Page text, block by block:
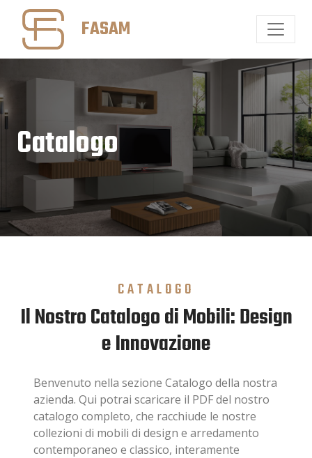
FASAM
Catalogo
CATALOGO
Il Nostro Catalogo di Mobili: Design
e Innovazione
Benvenuto nella sezione Catalogo della nostra
azienda. Qui potrai scaricare il PDF del nostro
catalogo completo, che racchiude le nostre
collezioni di mobili di design e arredamento
contemporaneo e classico, interamente